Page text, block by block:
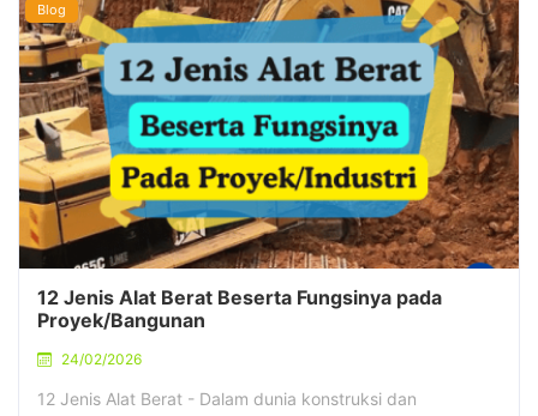
Blog
12 Jenis Alat Berat Beserta Fungsinya pada
Proyek/Bangunan
24/02/2026
12 Jenis Alat Berat - Dalam dunia konstruksi dan